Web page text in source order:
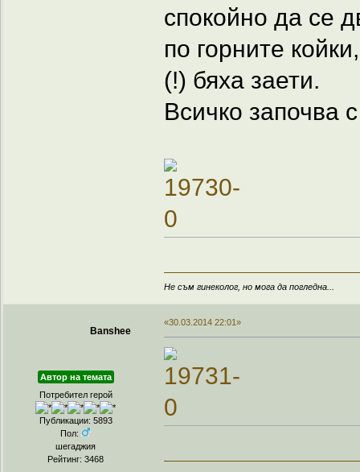
спокойно да се
по горните
(!) бяха заети.
Всичко започва
Не съм гинеколог, но мога да погледна...
Banshee
Автор на темата
Потребител герой
Публикации: 5893
Пол:
шегаджия
Рейтинг: 3468
«30.03.2014 22:01»